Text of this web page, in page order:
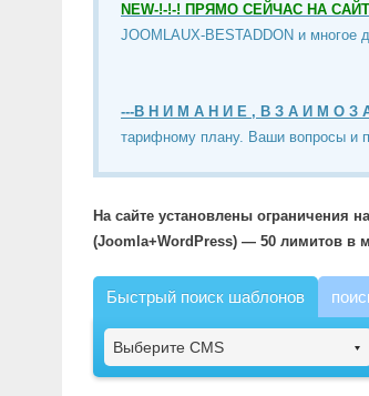
NEW-!-!-! ПРЯМО СЕЙЧАС НА
JOOMLAUX-BESTADDON и
---В Н И М А Н И Е , В З А И М О З
тарифному плану. Ваши вопросы и
На сайте установлены ограничения
(Joomla+WordPress) — 50 лимитов в
Быстрый поиск шаблонов
Выберите CMS